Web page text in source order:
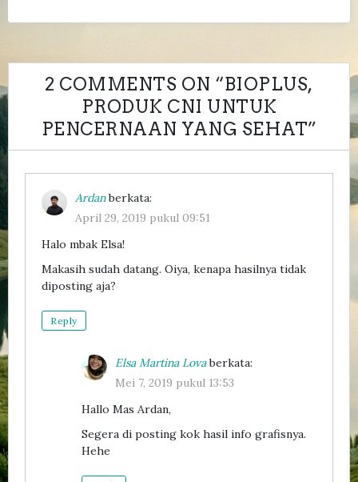
2 COMMENTS ON “BIOPLUS,
PRODUK CNI UNTUK
PENCERNAAN YANG SEHAT”
Ardan berkata:
April 29, 2019 pukul 09:51
Halo mbak Elsa!
Makasih sudah datang. Oiya, kenapa hasilnya tidak
diposting aja?
Reply
Elsa Martina Lova berkata:
Mei 7, 2019 pukul 13:53
Hallo Mas Ardan,
Segera di posting kok hasil info grafisnya.
Hehe